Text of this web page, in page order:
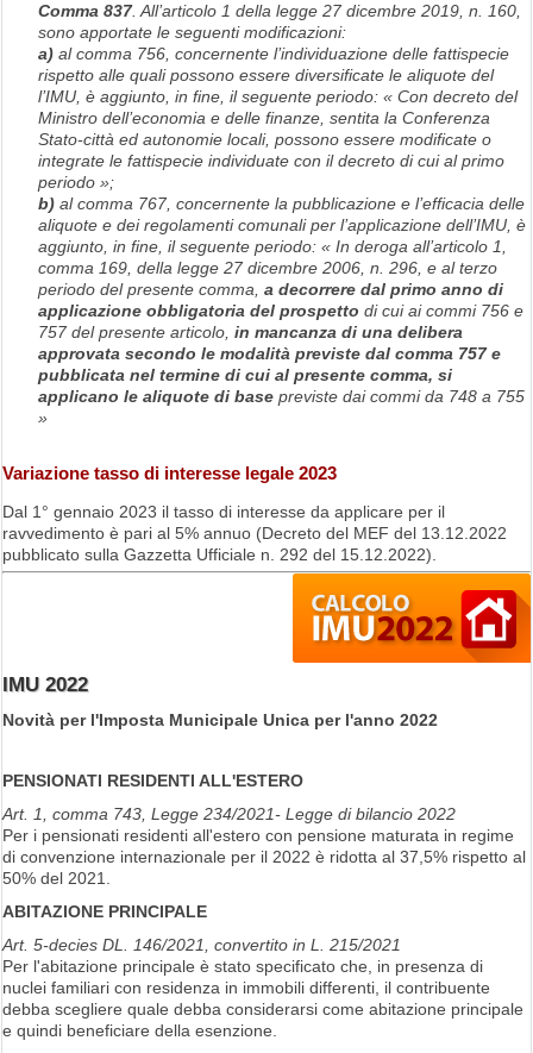
Comma 837. All’articolo 1 della legge 27 dicembre 2019, n. 160,
sono apportate le seguenti modificazioni:
a)al comma 756, concernente l’individuazione delle fattispecie
rispetto alle quali possono essere diversificate le aliquote del
l’IMU, è aggiunto, in fine, il seguente periodo: « Con decreto del
Ministro dell’economia e delle finanze, sentita la Conferenza
Stato-città ed autonomie locali, possono essere modificate o
integrate le fattispecie individuate con il decreto di cui al primo
periodo »;
b)al comma 767, concernente la pubblicazione e l’efficacia delle
aliquote e dei regolamenti comunali per l’applicazione dell’IMU, è
aggiunto, in fine, il seguente periodo: « In deroga all’articolo 1,
comma 169, della legge 27 dicembre 2006, n. 296, e al terzo
periodo del presente comma, a decorrere dal primo anno di
applicazione obbligatoria del prospetto di cui ai commi 756 e
757 del presente articolo, in mancanza di una delibera
approvata secondo le modalità previste dal comma 757 e
pubblicata nel termine di cui al presente comma, si
applicano le aliquote di basepreviste dai commi da 748 a 755
»
Variazione tasso di interesse legale 2023
Dal 1° gennaio 2023 il tasso di interesse da applicare per il
ravvedimento è pari al 5% annuo (Decreto del MEF del 13.12.2022
pubblicato sulla Gazzetta Ufficiale n. 292 del 15.12.2022).
IMU 2022
Novità per l'Imposta Municipale Unica per l'anno 2022
PENSIONATI RESIDENTI ALL'ESTERO
Art. 1, comma 743, Legge 234/2021- Legge di bilancio 2022
Per i pensionati residenti all'estero con pensione maturata in regime
di convenzione internazionale per il 2022 è ridotta al 37,5% rispetto al
50% del 2021.
ABITAZIONE PRINCIPALE
Art. 5-decies DL. 146/2021, convertito in L. 215/2021
Per l'abitazione principale è stato specificato che, in presenza di
nuclei familiari con residenza in immobili differenti, il contribuente
debba scegliere quale debba considerarsi come abitazione principale
e quindi beneficiare della esenzione.